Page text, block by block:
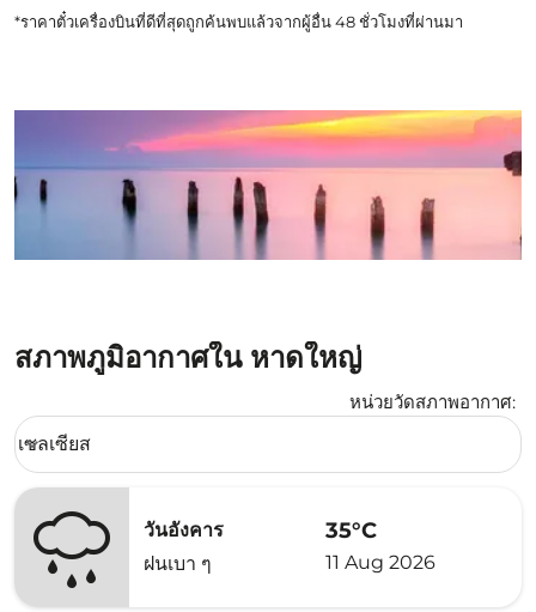
*ราคาตั๋วเครื่องบินที่ดีที่สุดถูกค้นพบแล้วจากผู้อื่น 48 ชั่วโมงที่ผ่านมา
สภาพภูมิอากาศใน หาดใหญ่
หน่วยวัดสภาพอากาศ:
Weather unit option เซลเซียส Selected
เซลเซียส
keyboard_arrow_down
วันอังคาร
ฝนเบา ๆ
35°C
11 Aug 2026